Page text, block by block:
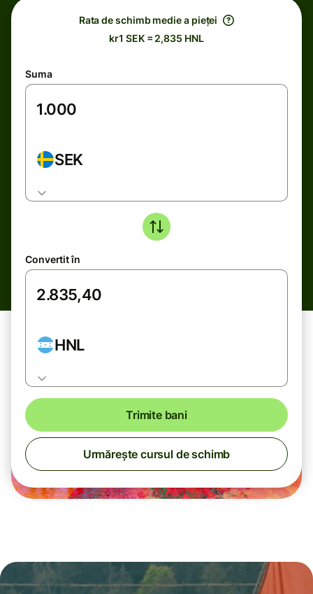
Rata de schimb medie a pieței
kr1 SEK = 2,835 HNL
Suma
SEK
Convertit în
HNL
Trimite bani
Urmărește cursul de schimb